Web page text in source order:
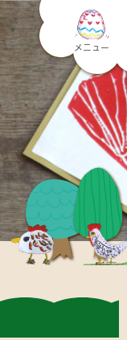
メニュー